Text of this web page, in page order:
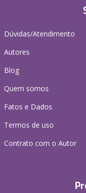
Dúvidas/Atendimento
Autores
Blog
Quem somos
Fatos e Dados
Termos de uso
Contrato com o Autor